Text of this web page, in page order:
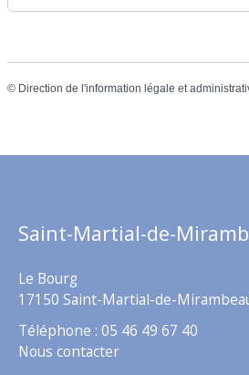
© Direction de l'information légale et
Saint-Martial-de-
Le Bourg
17150 Saint-Martial-de-
Téléphone : 05 46 49 67 40
Nous contacter